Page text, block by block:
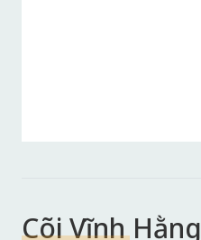
Cõi Vĩnh Hằng